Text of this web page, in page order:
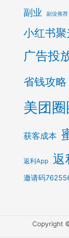
副业 副业推荐
小红书聚
广告投
省钱攻略
美团圈
获客成本
返利App 返
邀请码
Copyright